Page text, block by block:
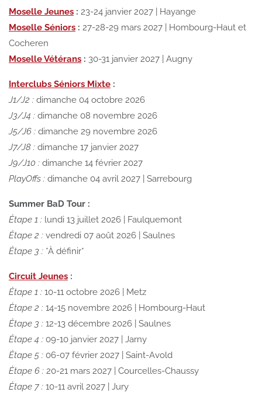
Moselle Jeunes : 23-24 janvier 2027 | Hayange
Moselle Séniors : 27-28-29 mars 2027 | Hombourg-Haut et
Cocheren
Moselle Vétérans : 30-31 janvier 2027 | Augny
Interclubs Séniors Mixte :
J1/J2 : dimanche 04 octobre 2026
J3/J4 : dimanche 08 novembre 2026
J5/J6 : dimanche 29 novembre 2026
J7/J8 : dimanche 17 janvier 2027
J9/J10 : dimanche 14 février 2027
PlayOffs : dimanche 04 avril 2027 | Sarrebourg
Summer BaD Tour :
Étape 1 : lundi 13 juillet 2026 | Faulquemont
Étape 2 : vendredi 07 août 2026 | Saulnes
Étape 3 : *À définir*
Circuit Jeunes :
Étape 1 : 10-11 octobre 2026 | Metz
Étape 2 : 14-15 novembre 2026 | Hombourg-Haut
Étape 3 : 12-13 décembre 2026 | Saulnes
Étape 4 : 09-10 janvier 2027 | Jarny
Étape 5 : 06-07 février 2027 | Saint-Avold
Étape 6 : 20-21 mars 2027 | Courcelles-Chaussy
Étape 7 : 10-11 avril 2027 | Jury